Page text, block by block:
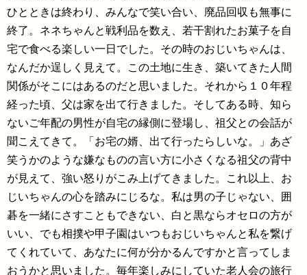
ひとときは終わり、みんなで笑い合い、廃品回収も無事に
終了。ネネちゃんと戦利品を数え、若干割れたお菓子を自
宅で食べる楽しい一日でした。その時のおじいちゃんは、
なんだか逞しく見えて。この土地に生き、築いてきた人間
関係がそこにはあるのだと思いました。それから１０年程
経った頃、父は家を出て行きました。そしてある時、知ら
ないご年配の男性が自宅の縁側に登場し、祖父との会話が
聞こえてきて。「お宅の婿、出て行ったらしいな。」あざ
笑うかのような嫌なものの言い方に小さくなる祖父の背中
が見えて、強い怒りがこみ上げてきました。これ以上、お
じいちゃんの心を踏みにじるな。私は男の子じゃない、囲
碁を一緒にさすこともできない、白と黒ならオセロの方が
いい、でも相撲や甲子園はいつもおじいちゃんと私を繋げ
てくれていて、あなたに何が分かるんですかと言ってしま
おうかと思いました。毎年楽しみにしていた老人会の旅行